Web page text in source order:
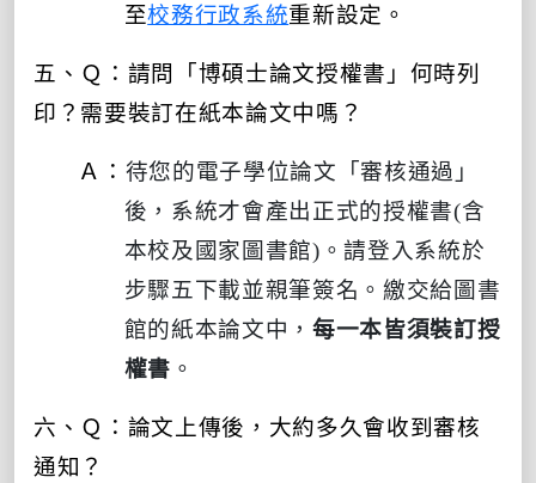
至校務行政系統重新設定。
五、Ｑ：請問「博碩士論文授權書」何時列
印？需要裝訂在紙本論文中嗎？
Ａ： 待您的電子學位論文「審核通過」
後，系統才會產出正式的授權書(含
本校及國家圖書館)。請登入系統於
步驟五下載並親筆簽名。繳交給圖書
館的紙本論文中， 每一本皆須裝訂授
權書 。
六、Ｑ：論文上傳後，大約多久會收到審核
通知？